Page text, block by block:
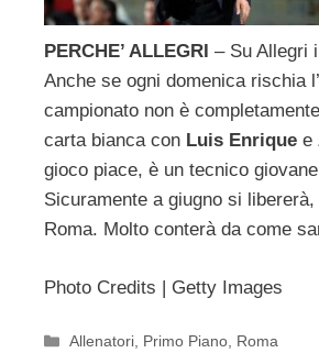
PERCHE’ ALLEGRI – Su Allegri
Anche se ogni domenica rischia
campionato non è
carta bianca con Luis Enrique e
gioco piace, è un tecnico
Sicuramente a giugno si
Roma. Molto conterà da come
Photo Credits | Getty Images
Categorie
Allenatori, Primo Piano, Roma